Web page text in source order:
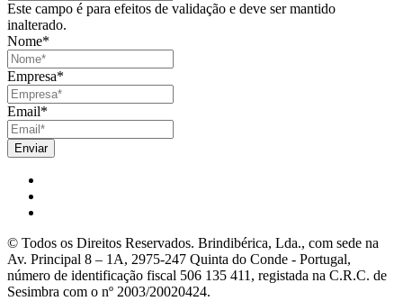
Este campo é para efeitos de validação e deve ser mantido
inalterado.
Nome*
Empresa*
Email*
© Todos os Direitos Reservados. Brindibérica, Lda., com sede na
Av. Principal 8 – 1A, 2975-247 Quinta do Conde - Portugal,
número de identificação fiscal 506 135 411, registada na C.R.C. de
Sesimbra com o nº 2003/20020424.